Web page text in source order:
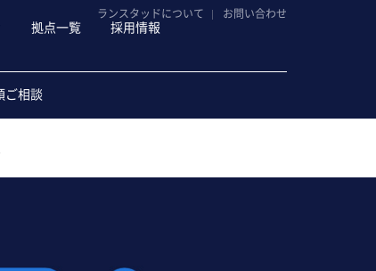
拠点一覧 採用情報
ランスタッドについて お問い合わせ
ご相談